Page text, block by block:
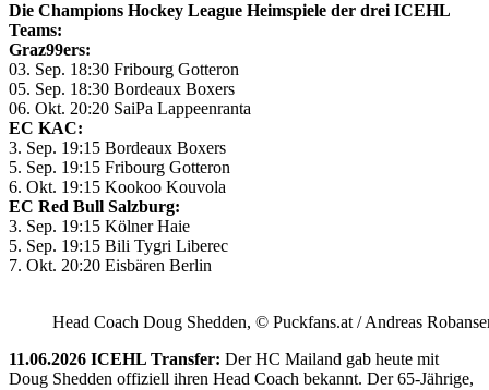
Die Champions Hockey League Heimspiele der drei ICEHL
Teams:
Graz99ers:
03. Sep. 18:30 Fribourg Gotteron
05. Sep. 18:30 Bordeaux Boxers
06. Okt. 20:20 SaiPa Lappeenranta
EC KAC:
3. Sep. 19:15 Bordeaux Boxers
5. Sep. 19:15 Fribourg Gotteron
6. Okt. 19:15 Kookoo Kouvola
EC Red Bull Salzburg:
3. Sep. 19:15 Kölner Haie
5. Sep. 19:15 Bili Tygri Liberec
7. Okt. 20:20 Eisbären Berlin
Head Coach Doug Shedden, © Puckfans.at / Andreas
11.06.2026 ICEHL Transfer: Der HC Mailand gab heute mit
Doug Shedden offiziell ihren Head Coach bekannt. Der 65-Jährige,